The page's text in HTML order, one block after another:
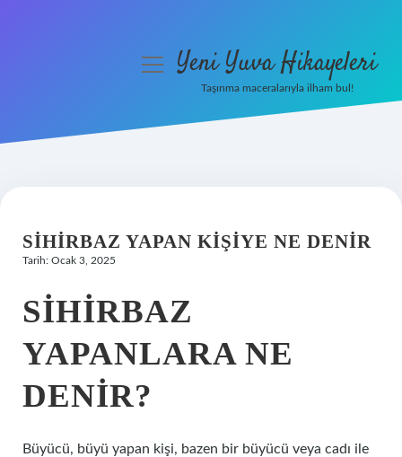
Hakkımızda
menüyüYeni Yuva Hikayeleri
Taşınma maceralarıyla ilham bul!
SIHIRBAZ YAPAN KIŞIYE NE DENIR
Tarih: Ocak 3, 2025
SIHIRBAZ
YAPANLARA NE
DENIR?
Büyücü, büyü yapan kişi, bazen bir büyücü veya cadı ile